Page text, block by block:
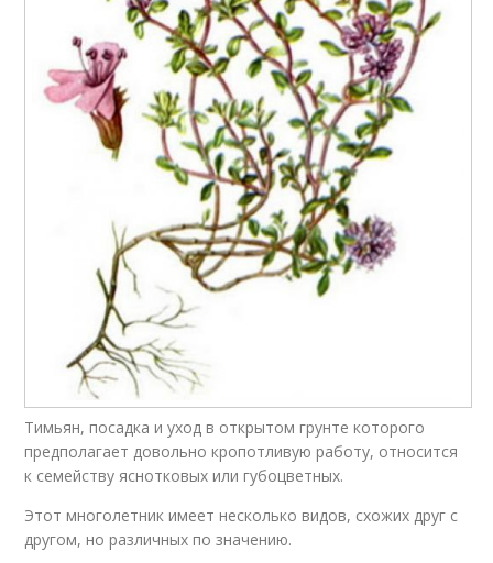
Тимьян, посадка и уход в открытом грунте которого
предполагает довольно кропотливую работу, относится
к семейству яснотковых или губоцветных.
Этот многолетник имеет несколько видов, схожих друг с
другом, но различных по значению.